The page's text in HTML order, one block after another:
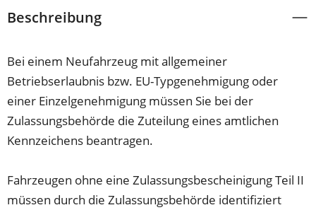
Beschreibung
Bei einem Neufahrzeug mit allgemeiner
Betriebserlaubnis bzw. EU-Typgenehmigung oder
einer Einzelgenehmigung müssen Sie bei der
Zulassungsbehörde die Zuteilung eines amtlichen
Kennzeichens beantragen.
Fahrzeugen ohne eine Zulassungsbescheinigung Teil II
müssen durch die Zulassungsbehörde identifiziert